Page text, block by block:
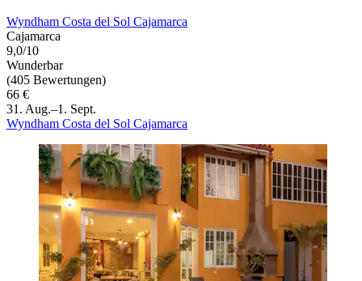
Wyndham Costa del Sol Cajamarca
Cajamarca
9,0/10
Wunderbar
(405 Bewertungen)
66 €
31. Aug.–1. Sept.
Wyndham Costa del Sol Cajamarca